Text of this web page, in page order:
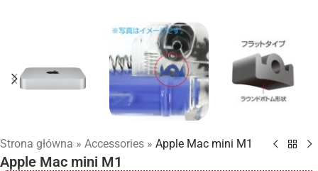
Strona główna » Accessories » Apple Mac mini М1
Apple Mac mini М1